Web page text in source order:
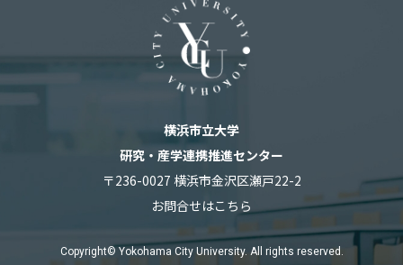
横浜市立大学
研究・産学連携推進センター
〒236-0027 横浜市金沢区瀬戸22-2
お問合せはこちら
Copyright© Yokohama City University. All rights reserved.